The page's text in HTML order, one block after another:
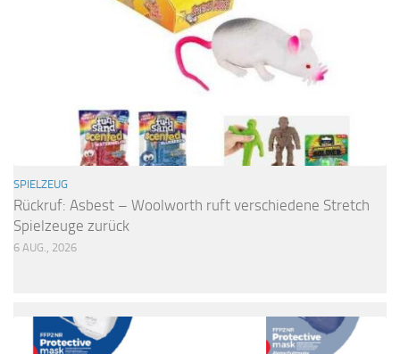
SPIELZEUG
Rückruf: Asbest – Woolworth ruft verschiedene Stretch
Spielzeuge zurück
6 AUG., 2026